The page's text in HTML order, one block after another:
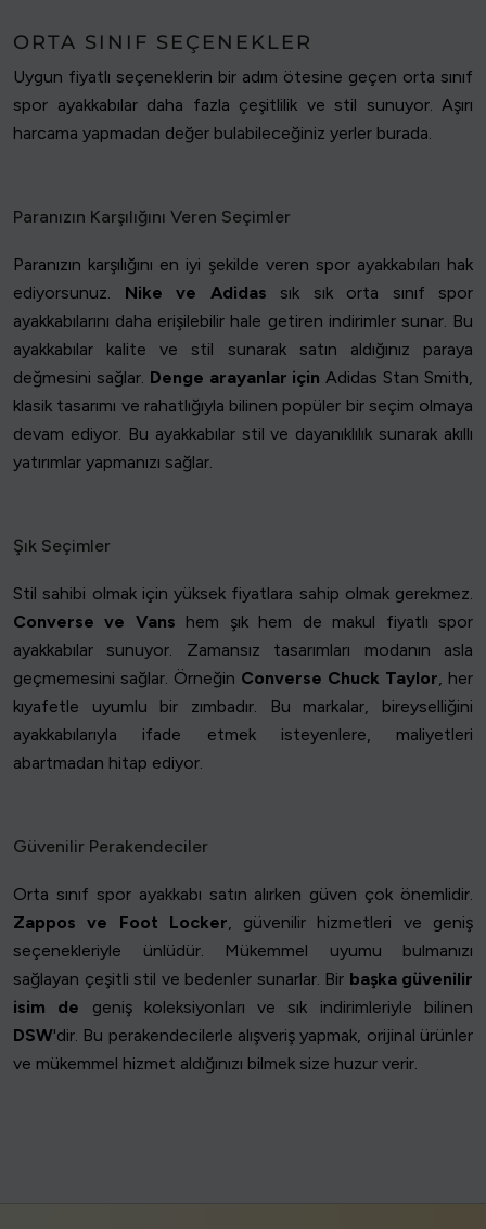
ORTA SINIF SEÇENEKLER
Uygun fiyatlı seçeneklerin bir adım ötesine geçen orta sınıf
spor ayakkabılar daha fazla çeşitlilik ve stil sunuyor. Aşırı
harcama yapmadan değer bulabileceğiniz yerler burada.
Paranızın Karşılığını Veren Seçimler
Paranızın karşılığını en iyi şekilde veren spor ayakkabıları hak
ediyorsunuz. Nike ve Adidas sık sık orta sınıf spor
ayakkabılarını daha erişilebilir hale getiren indirimler sunar. Bu
ayakkabılar kalite ve stil sunarak satın aldığınız paraya
değmesini sağlar. Denge arayanlar için Adidas Stan Smith,
klasik tasarımı ve rahatlığıyla bilinen popüler bir seçim olmaya
devam ediyor. Bu ayakkabılar stil ve dayanıklılık sunarak akıllı
yatırımlar yapmanızı sağlar.
Şık Seçimler
Stil sahibi olmak için yüksek fiyatlara sahip olmak gerekmez.
Converse ve Vans hem şık hem de makul fiyatlı spor
ayakkabılar sunuyor. Zamansız tasarımları modanın asla
geçmemesini sağlar. Örneğin Converse Chuck Taylor, her
kıyafetle uyumlu bir zımbadır. Bu markalar, bireyselliğini
ayakkabılarıyla ifade etmek isteyenlere, maliyetleri
abartmadan hitap ediyor.
Güvenilir Perakendeciler
Orta sınıf spor ayakkabı satın alırken güven çok önemlidir.
Zappos ve Foot Locker, güvenilir hizmetleri ve geniş
seçenekleriyle ünlüdür. Mükemmel uyumu bulmanızı
sağlayan çeşitli stil ve bedenler sunarlar. Bir başka güvenilir
isim de geniş koleksiyonları ve sık indirimleriyle bilinen
DSW'dir. Bu perakendecilerle alışveriş yapmak, orijinal ürünler
ve mükemmel hizmet aldığınızı bilmek size huzur verir.